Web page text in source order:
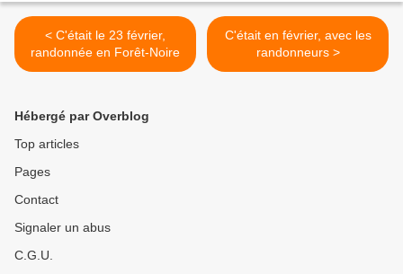
< C'était le 23 février,
randonnée en Forêt-Noire
C'était en février, avec les
randonneurs >
Hébergé par Overblog
Top articles
Pages
Contact
Signaler un abus
C.G.U.